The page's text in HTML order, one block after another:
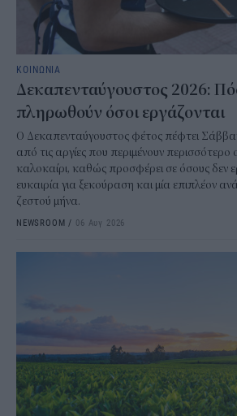
ΚΟΙΝΩΝΙΑ
Δεκαπενταύγουστος 2026:
πληρωθούν όσοι εργάζονται
Ο Δεκαπενταύγουστος φέτος πέφτει
από τις αργίες που περιμένουν περισσότερο
καλοκαίρι, καθώς προσφέρει σε όσους δεν
ευκαιρία για ξεκούραση και μία επιπλέον
ζεστού μήνα.
NEWSROOM / 06 Αυγ 2026